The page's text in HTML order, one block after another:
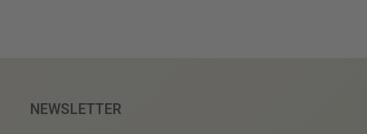
NEWSLETTER